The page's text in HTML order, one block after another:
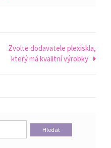
Zvolte dodavatele plexiskla,
který má kvalitní výrobky